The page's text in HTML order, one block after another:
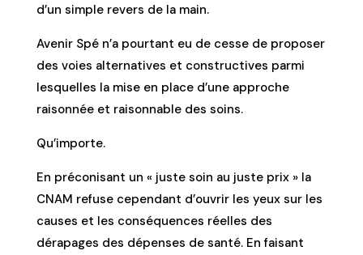
d’un simple revers de la main.
Avenir Spé n’a pourtant eu de cesse de proposer
des voies alternatives et constructives parmi
lesquelles la mise en place d’une approche
raisonnée et raisonnable des soins.
Qu’importe.
En préconisant un « juste soin au juste prix » la
CNAM refuse cependant d’ouvrir les yeux sur les
causes et les conséquences réelles des
dérapages des dépenses de santé. En faisant